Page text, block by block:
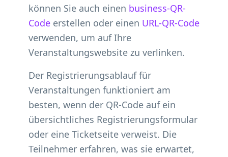
können Sie auch einen business-QR-
Code erstellen oder einen URL-QR-Code
verwenden, um auf Ihre
Veranstaltungswebsite zu verlinken.
Der Registrierungsablauf für
Veranstaltungen funktioniert am
besten, wenn der QR-Code auf ein
übersichtliches Registrierungsformular
oder eine Ticketseite verweist. Die
Teilnehmer erfahren, was sie erwartet,